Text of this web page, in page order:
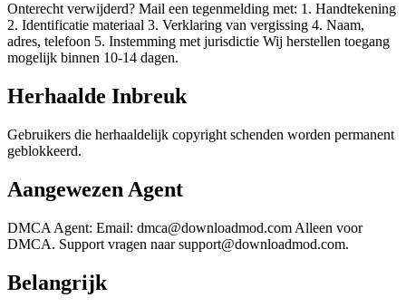
Onterecht verwijderd? Mail een tegenmelding met: 1. Handtekening
2. Identificatie materiaal 3. Verklaring van vergissing 4. Naam,
adres, telefoon 5. Instemming met jurisdictie Wij herstellen toegang
mogelijk binnen 10-14 dagen.
Herhaalde Inbreuk
Gebruikers die herhaaldelijk copyright schenden worden permanent
geblokkeerd.
Aangewezen Agent
DMCA Agent: Email: dmca@downloadmod.com Alleen voor
DMCA. Support vragen naarsupport@downloadmod.com.
Belangrijk